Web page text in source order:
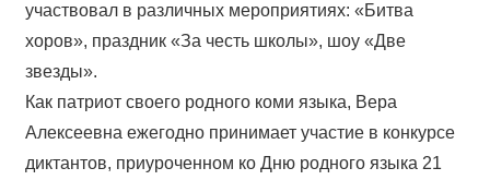
участвовал в различных мероприятиях: «Битва
хоров», праздник «За честь школы», шоу «Две
звезды».
Как патриот своего родного коми языка, Вера
Алексеевна ежегодно принимает участие в конкурсе
диктантов, приуроченном ко Дню родного языка 21